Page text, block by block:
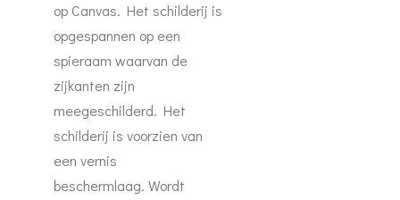
op Canvas. Het schilderij is
opgespannen op een
spieraam waarvan de
zijkanten zijn
meegeschilderd. Het
schilderij is voorzien van
een vernis
beschermlaag. Wordt